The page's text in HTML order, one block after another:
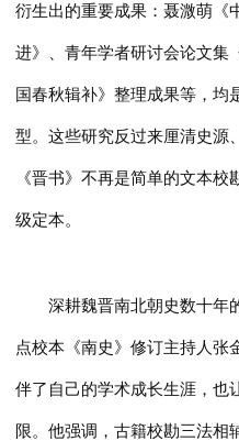
衍生出的重要成果：聂溦萌《
进》、青年学者研讨会论文集
国春秋辑补》整理成果等，均
型。这些研究反过来厘清史源
《晋书》不再是简单的文本
级定本。
深耕魏晋南北朝史数十年
点校本《南史》修订主持人张
伴了自己的学术成长生涯，也
限。他强调，古籍校勘三法相